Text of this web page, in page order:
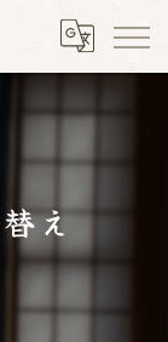
え